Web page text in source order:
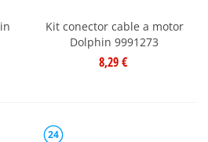
Kit conector cable a motor
Dolphin 9991273
8,29 €
24